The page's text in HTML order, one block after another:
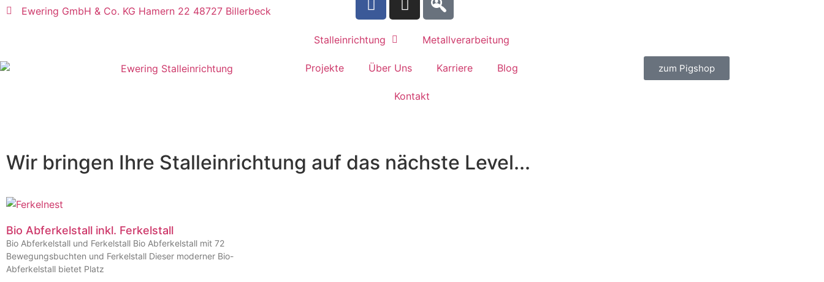
Ewering GmbH & Co. KG Hamern 22 48727 Billerbeck
Stalleinrichtung Metallverarbeitung
Projekte Über Uns Karriere Blog
Kontakt
zum Pigshop
Wir bringen Ihre Stalleinrichtung auf das nächste Level...
Bio Abferkelstall inkl. Ferkelstall
Bio Abferkelstall und Ferkelstall Bio Abferkelstall mit 72
Bewegungsbuchten und Ferkelstall Dieser moderner Bio-
Abferkelstall bietet Platz